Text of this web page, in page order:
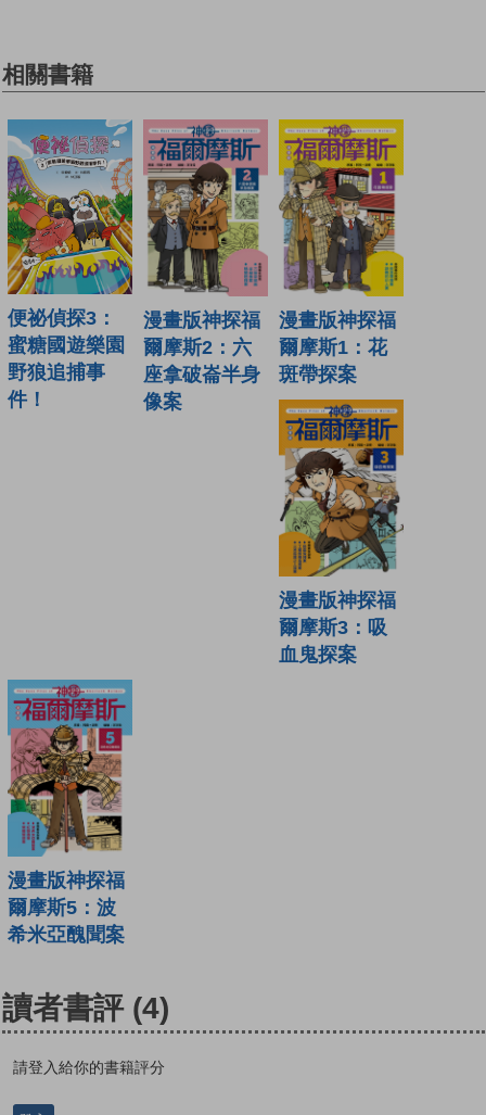
相關書籍
便祕偵探3：
蜜糖國遊樂園
野狼追捕事
件！
漫畫版神探福
爾摩斯2：六
座拿破崙半身
像案
漫畫版神探福
爾摩斯1：花
斑帶探案
漫畫版神探福
爾摩斯3：吸
血鬼探案
漫畫版神探福
爾摩斯5：波
希米亞醜聞案
讀者書評 (4)
請登入給你的書籍評分